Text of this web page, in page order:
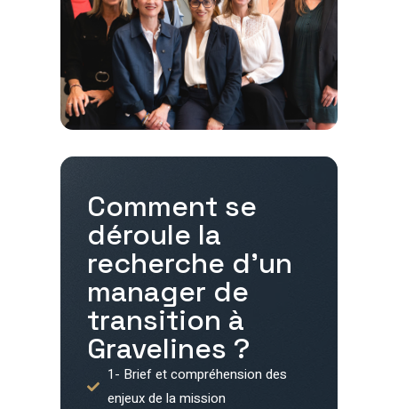
Comment se
déroule la
recherche d'un
manager de
transition à
Gravelines ?
1- Brief et compréhension des
enjeux de la mission